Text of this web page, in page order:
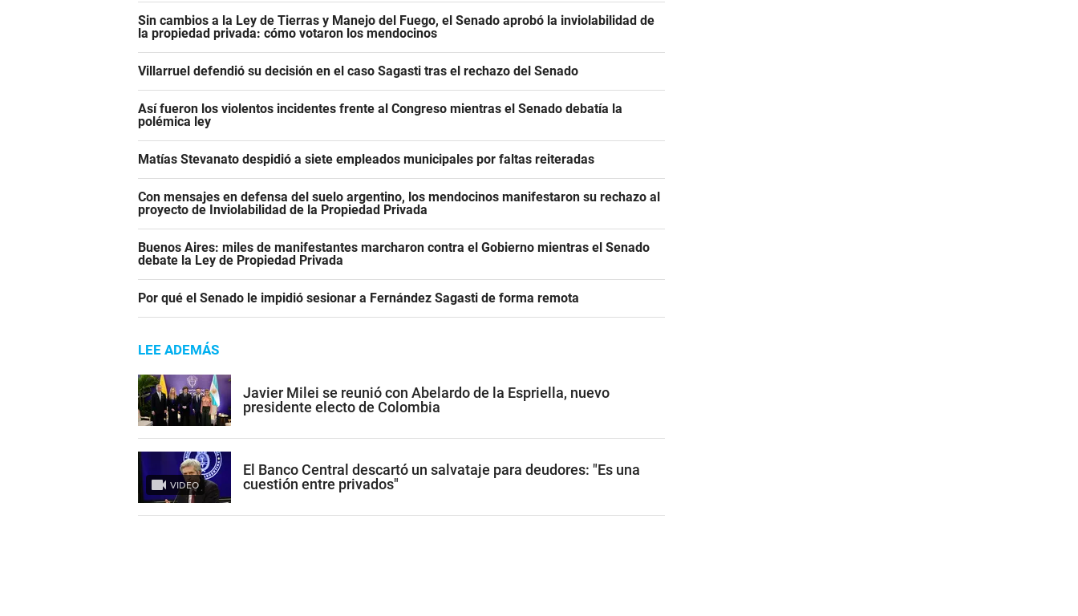
Sin cambios a la Ley de Tierras y Manejo del Fuego, el Senado aprobó la inviolabilidad de
la propiedad privada: cómo votaron los mendocinos
Villarruel defendió su decisión en el caso Sagasti tras el rechazo del Senado
Así fueron los violentos incidentes frente al Congreso mientras el Senado debatía la
polémica ley
Matías Stevanato despidió a siete empleados municipales por faltas reiteradas
Con mensajes en defensa del suelo argentino, los mendocinos manifestaron su rechazo al
proyecto de Inviolabilidad de la Propiedad Privada
Buenos Aires: miles de manifestantes marcharon contra el Gobierno mientras el Senado
debate la Ley de Propiedad Privada
Por qué el Senado le impidió sesionar a Fernández Sagasti de forma remota
LEE ADEMÁS
Javier Milei se reunió con Abelardo de la Espriella, nuevo
presidente electo de Colombia
VIDEO
El Banco Central descartó un salvataje para deudores: "Es una
cuestión entre privados"